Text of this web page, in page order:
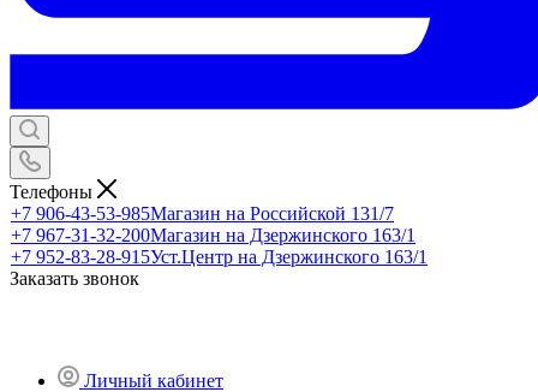
Телефоны
+7 906-43-53-985Магазин на Российской 131/7
+7 967-31-32-200Магазин на Дзержинского 163/1
+7 952-83-28-915Уст.Центр на Дзержинского 163/1
Заказать звонок
Личный кабинет